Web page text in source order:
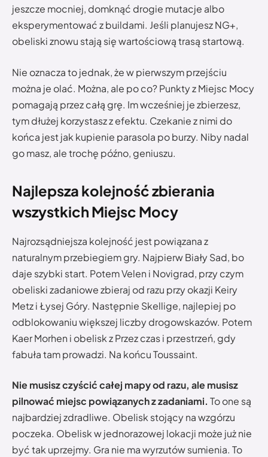
jeszcze mocniej, domknąć drogie mutacje albo
eksperymentować z buildami. Jeśli planujesz NG+,
obeliski znowu stają się wartościową trasą startową.
Nie oznacza to jednak, że w pierwszym przejściu
można je olać. Można, ale po co? Punkty z Miejsc Mocy
pomagają przez całą grę. Im wcześniej je zbierzesz,
tym dłużej korzystasz z efektu. Czekanie z nimi do
końca jest jak kupienie parasola po burzy. Niby nadal
go masz, ale trochę późno, geniuszu.
Najlepsza kolejność zbierania
wszystkich Miejsc Mocy
Najrozsądniejsza kolejność jest powiązana z
naturalnym przebiegiem gry. Najpierw Biały Sad, bo
daje szybki start. Potem Velen i Novigrad, przy czym
obeliski zadaniowe zbieraj od razu przy okazji Keiry
Metz i Łysej Góry. Następnie Skellige, najlepiej po
odblokowaniu większej liczby drogowskazów. Potem
Kaer Morhen i obelisk z Przez czas i przestrzeń, gdy
fabuła tam prowadzi. Na końcu Toussaint.
Nie musisz czyścić całej mapy od razu, ale musisz
pilnować miejsc powiązanych z zadaniami. To one są
najbardziej zdradliwe. Obelisk stojący na wzgórzu
poczeka. Obelisk w jednorazowej lokacji może już nie
być tak uprzejmy. Gra nie ma wyrzutów sumienia. To